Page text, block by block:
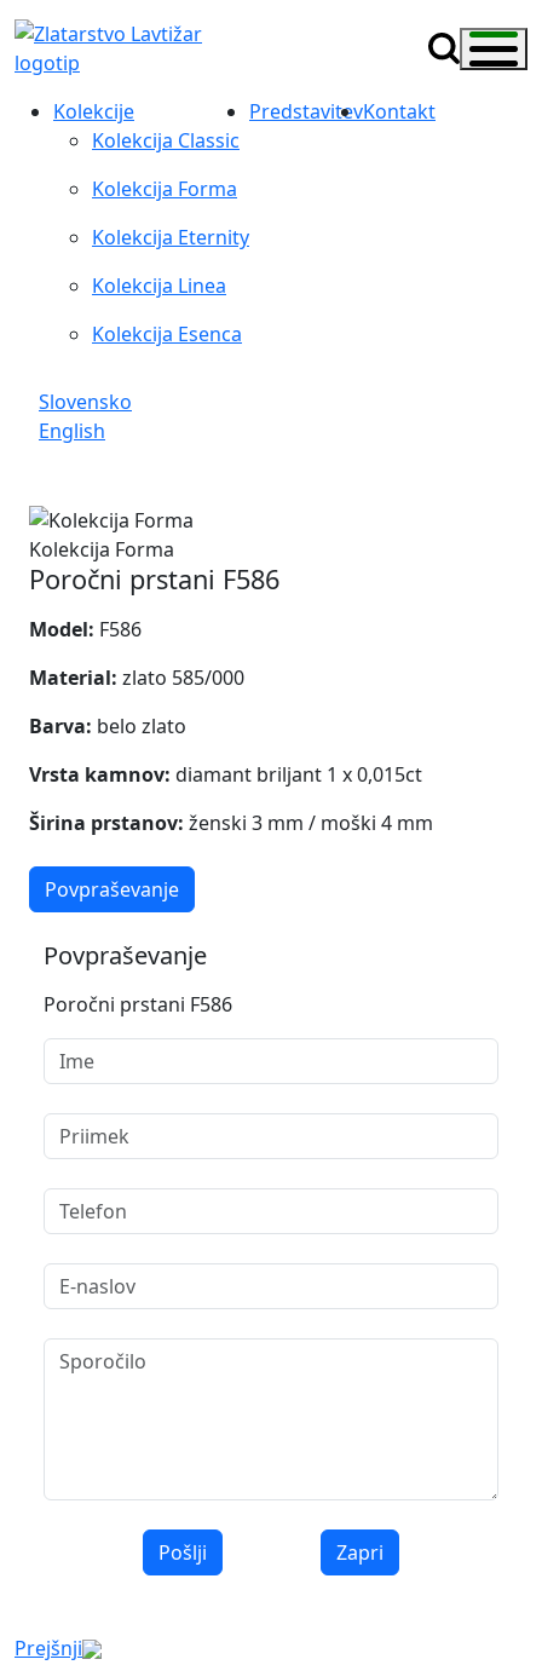
Kolekcije
Kolekcija Classic
Kolekcija Forma
Kolekcija Eternity
Kolekcija Linea
Kolekcija Esenca
PredstavitevKontakt
Slovensko
English
Kolekcija Forma
Poročni prstani F586
Model: F586
Material: zlato 585/000
Barva: belo zlato
Vrsta kamnov: diamant briljant 1 x 0,015ct
Širina prstanov: ženski 3 mm / moški 4 mm
Povpraševanje
Povpraševanje
Poročni prstani F586
Pošlji Zapri
Prejšnji